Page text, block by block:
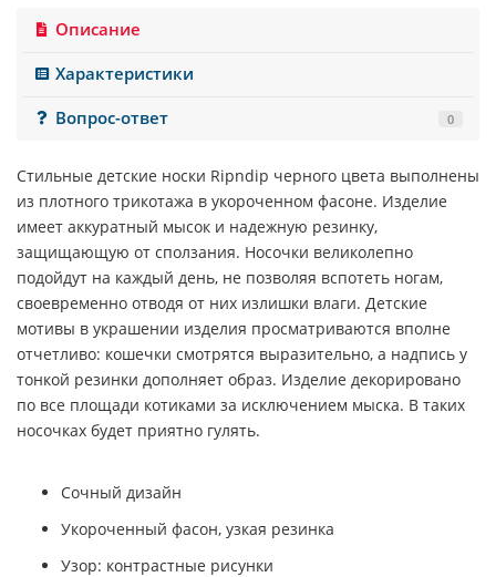
Описание
Характеристики
Вопрос-ответ
0
Стильные детские носки Ripndip черного цвета выполнены
из плотного трикотажа в укороченном фасоне. Изделие
имеет аккуратный мысок и надежную резинку,
защищающую от сползания. Носочки великолепно
подойдут на каждый день, не позволяя вспотеть ногам,
своевременно отводя от них излишки влаги. Детские
мотивы в украшении изделия просматриваются вполне
отчетливо: кошечки смотрятся выразительно, а надпись у
тонкой резинки дополняет образ. Изделие декорировано
по все площади котиками за исключением мыска. В таких
носочках будет приятно гулять.
Сочный дизайн
Укороченный фасон, узкая резинка
Узор: контрастные рисунки